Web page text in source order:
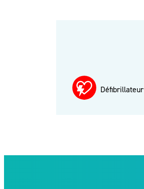
Défibrillateur